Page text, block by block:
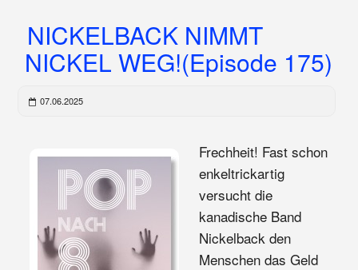
NICKELBACK NIMMT
NICKEL WEG!(Episode 175)
07.06.2025
Frechheit! Fast schon
enkeltrickartig
versucht die
kanadische Band
Nickelback den
Menschen das Geld